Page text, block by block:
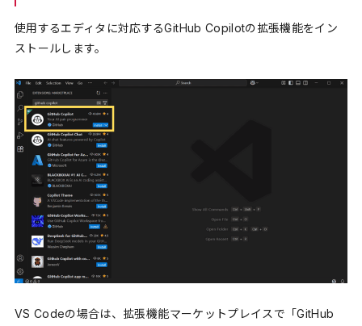
使用するエディタに対応するGitHub Copilotの拡張機能をイン
ストールします。
VS Codeの場合は、拡張機能マーケットプレイスで「GitHub